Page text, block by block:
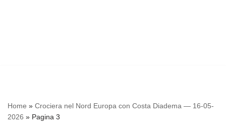
Home » Crociera nel Nord Europa con Costa Diadema — 16-05-
2026 » Pagina 3